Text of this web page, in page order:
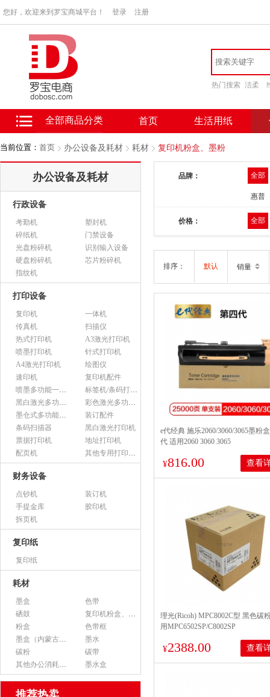
您好，欢迎来到罗宝商城平台！ 登录 注册
热门搜索 洁柔
全部商品分类 首页 生活用纸
当前位置： 首页 办公设备及耗材 耗材 复印机粉盒、墨粉
办公设备及耗材
行政设备
考勤机
塑封机
碎纸机
门禁设备
光盘粉碎机
识别输入设备
硬盘粉碎机
芯片粉碎机
指纹机
打印设备
复印机
一体机
传真机
扫描仪
热式打印机
A3激光打印机
喷墨打印机
针式打印机
A4激光打印机
绘图仪
速印机
复印机配件
喷墨多功能一体机
标签机/条码打印机
黑白激光多功能一体机
彩色激光多功能一体机
墨仓式多功能一体机
装订配件
条码扫描器
黑白激光打印机
票据打印机
地址打印机
配页机
其他专用打印设备
财务设备
点钞机
装订机
手提金库
胶印机
拆页机
复印纸
复印纸
耗材
墨盒
色带
硒鼓
复印机粉盒、墨粉
粉盒
色带框
墨盒（内蒙古专用）
墨水
碳粉
碳带
其他办公消耗用品
墨水盒
推荐热卖
品牌： 全部
惠普
价格： 全部
排序： 默认 销量
e代经典 施乐2060/3060/3065墨粉
代 适用2060 3060 3065
¥816.00 查看
理光(Ricoh) MPC8002C型 黑色碳
用MPC6502SP/C8002SP
¥2388.00 查看